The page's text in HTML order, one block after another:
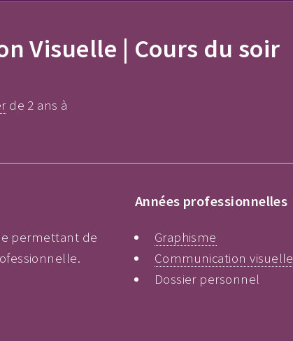
Visuelle | Cours du soir
de 2 ans à
permettant de
Années professionnelles
Graphisme
Communication visuelle
Dossier personnel